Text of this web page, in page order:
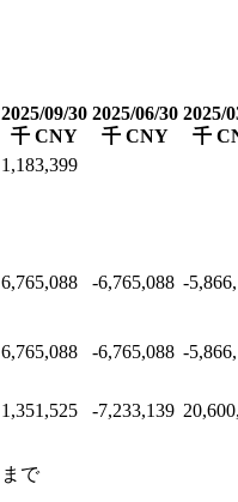
2025/09/30
千 CNY
2025/06/30
千 CNY
2025/
千
1,183,399
6,765,088 -6,765,088 -
6,765,088 -6,765,088 -
1,351,525 -7,233,139
まで